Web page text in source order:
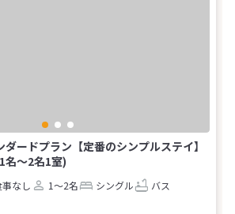
ダードプラン【定番のシンプルステイ】
名～2名1室)
事なし 1～2名 シングル
バス